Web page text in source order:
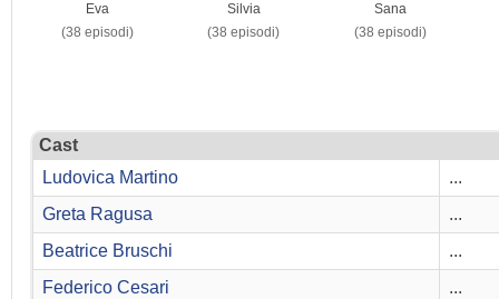
Eva
(38 episodi)
Silvia
(38 episodi)
Sana
(38 episodi)
Cast
Ludovica Martino
...
Greta Ragusa
...
Beatrice Bruschi
...
Federico Cesari
...